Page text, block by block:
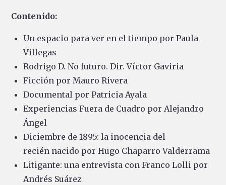
Contenido:
Un espacio para ver en el tiempo por Paula
Villegas
Rodrigo D. No futuro. Dir. Víctor Gaviria
Ficción por Mauro Rivera
Documental por Patricia Ayala
Experiencias Fuera de Cuadro por Alejandro
Ángel
Diciembre de 1895: la inocencia del
recién nacido por Hugo Chaparro Valderrama
Litigante: una entrevista con Franco Lolli por
Andrés Suárez